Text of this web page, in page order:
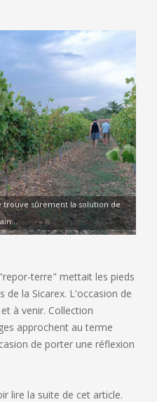
trouve sûrement la solution de
terre" mettait les pieds
de la Sicarex. L'occasion de
à venir. Collection
approchent au terme
de porter une réflexion
lire la suite de cet article.